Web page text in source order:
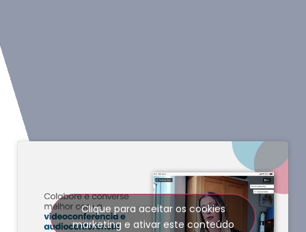
Clique para aceitar os cookies
marketing e ativar este conteúdo